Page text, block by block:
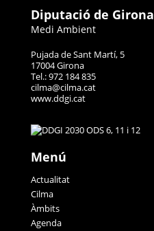
Diputació de Girona
Medi Ambient
Pujada de Sant Martí, 5
17004 Girona
Tel.: 972 184 835
cilma@cilma.cat
www.ddgi.cat
Menú
Actualitat
Cilma
Àmbits
Agenda